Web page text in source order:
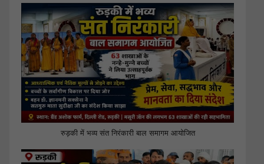
रुड़की में भव्य संत निरंकारी बाल समागम आयोजित